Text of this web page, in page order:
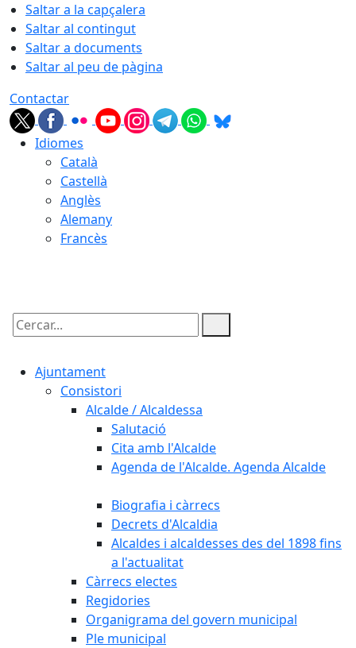
Saltar a la capçalera
Saltar al contingut
Saltar a documents
Saltar al peu de pàgina
Contactar
Idiomes
Català
Castellà
Anglès
Alemany
Francès
Cercar:
Ajuntament
Consistori
Alcalde / Alcaldessa
Salutació
Cita amb l'Alcalde
Agenda de l'Alcalde. Agenda Alcalde
Biografia i càrrecs
Decrets d'Alcaldia
Alcaldes i alcaldesses des del 1898 fins
a l'actualitat
Càrrecs electes
Regidories
Organigrama del govern municipal
Ple municipal